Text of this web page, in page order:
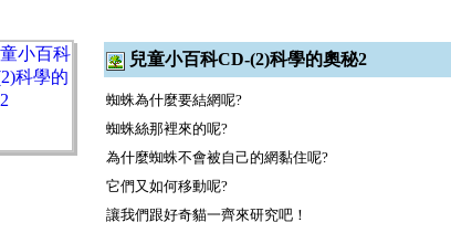
兒童小百科CD-(2)科學的奧秘2
蜘蛛為什麼要結網呢?
蜘蛛絲那裡來的呢?
為什麼蜘蛛不會被自己的網黏住呢?
它們又如何移動呢?
讓我們跟好奇貓一齊來研究吧！